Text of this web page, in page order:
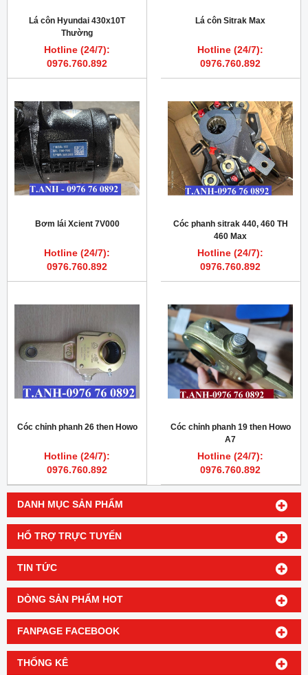
DANH MỤC SẢN PHẨM
HỔ TRỢ TRỰC TUYẾN
TIN TỨC
DÒNG SẢN PHẨM HOT
FANPAGE FACEBOOK
THỐNG KÊ
Lá côn Hyundai 430x10T
Thường
Hotline (24/7):
0976.760.892
Lá côn Sitrak Max
Hotline (24/7):
0976.760.892
Bơm lái Xcient 7V000
Hotline (24/7):
0976.760.892
Cóc phanh sitrak 440, 460 TH
460 Max
Hotline (24/7):
0976.760.892
Cóc chỉnh phanh 26 then Howo
Hotline (24/7):
0976.760.892
Cóc chỉnh phanh 19 then Howo
A7
Hotline (24/7):
0976.760.892